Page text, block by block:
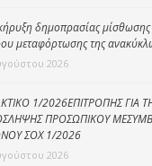
δημοπρασίας μίσθωσης
μεταφόρτωσης της
2026
1/2026ΕΠΙΤΡΟΠΗΣ ΓΙΑ
ΠΡΟΣΩΠΙΚΟΥ
ΣΟΧ 1/2026
2026